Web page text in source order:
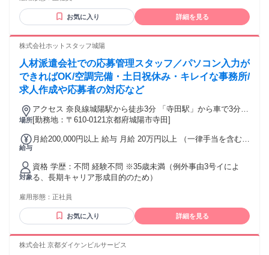
固定残業50時間未満の場合でも、固定残業代に変更はありま
せん。 ◆昇給年1回（9月） ◆賞与年2回（人事評価に連動し
て支給） ◆役職手当
なさを感じる方 ✅温かい職場で働きたい方 ＞＞こんな雰囲気
の職場です！＜＜ 当社で活躍している人の共通点は、 「人の
く、 社内での人間関係も同様です。 結婚式の余興では手作り
キをサプライズするなど、 とにかく皆人に喜んでもらうこと
が大好き。 お互いの意見を尊重し合って 物事を決めていく風
土も根付いていますので、 新しく入社するあなたの意見も是
非聞かせてくださいね。 社内旅行や食事会など、 仲を深めな
がら楽しめる行事も盛りだくさんです！ 年齢の条件と理由：
あり（例外事由3号のイ・35歳未満（長期勤続によるキャリア
お気に入り 詳細を見る
株式会社ホットスタッフ城陽
人材派遣会社での応募管理スタッフ／パソコン入力が
できればOK/空調完備・土日祝休み・キレイな事務所/
求人作成や応募者の対応など
場所
アクセス 奈良線城陽駅から徒歩3分 「寺田駅」から車で3分/
徒歩15分 城陽市役所前交差点の北東角：ローソン京都城陽市
[勤務地：〒610-0121京都府城陽市寺田]
給与
月給200,000円以上 給与 月給 20万円以上 （一律手当を含む）
交通費：交通費支給
対象
資格 学歴：不問 経験不問 ※35歳未満（例外事由3号イによ
る、長期キャリア形成目的のため）
雇用形態： 正社員
お気に入り 詳細を見る
株式会社 京都ダイケンビルサービス